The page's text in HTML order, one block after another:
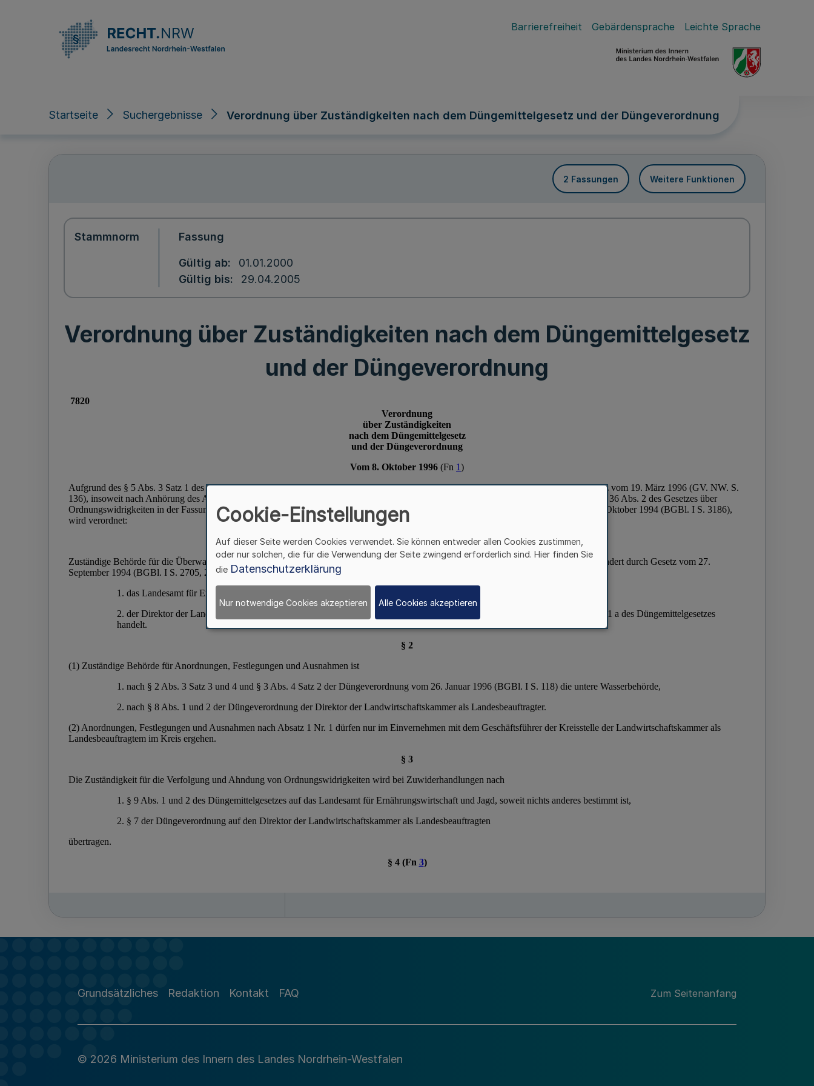
Barrierefreiheit Gebärdensprache Leichte Sprache
Startseite Suchergebnisse Verordnung über Zuständigkeiten nach dem Düngemittelgesetz und der Düngeverordnung
2 Fassungen Weitere Funktionen
Stammnorm Fassung
Gültig ab
01.01.2000
Gültig bis
29.04.2005
Verordnung über Zuständigkeiten nach dem Düngemittelgesetz
und der Düngeverordnung
Grundsätzliches Redaktion Kontakt FAQ Zum Seitenanfang
© 2026 Ministerium des Innern des Landes Nordrhein-Westfalen
Cookie-Einstellungen
Auf dieser Seite werden Cookies verwendet. Sie können entweder allen Cookies zustimmen,
oder nur solchen, die für die Verwendung der Seite zwingend erforderlich sind. Hier finden Sie
die Datenschutzerklärung
Nur notwendige Cookies akzeptieren Alle Cookies akzeptieren